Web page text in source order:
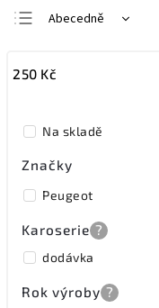
Abecedně
Nejdražší
250 Kč
Na skladě
Značky
Peugeot
Karoserie ?
dodávka
Rok výroby ?